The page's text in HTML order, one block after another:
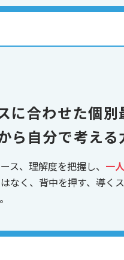
に合わせた個
ら自分で考え
ス、理解度を把握し、 一
なく、背中を押す、導く